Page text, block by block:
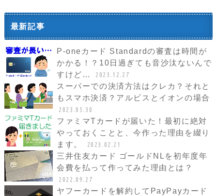
最新記事
P-oneカード Standardの審査は時間が
かかる！？10日過ぎても音沙汰ないんで
すけど…
2023.12.27
スーパーでの決済方法はクレカ？それと
もスマホ決済？アルビスとイオンの場合
2023.05.30
ファミマTカードが届いた！最初に絶対
やっておくことと、今作った理由を綴り
ます。
2023.02.21
三井住友カード ゴールドNLを初年度年
会費を払って作ってみた理由とは？
2022.09.27
ヤフーカードを解約してPayPayカード